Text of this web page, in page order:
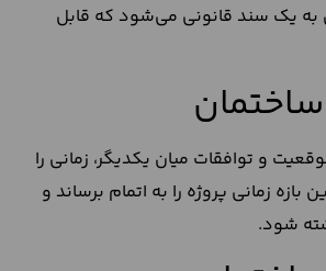
به یک سند قانونی می‌شود که قابل
و توافقات میان یکدیگر، زمانی را
زمانی پروژه را به اتمام برساند و
شود.